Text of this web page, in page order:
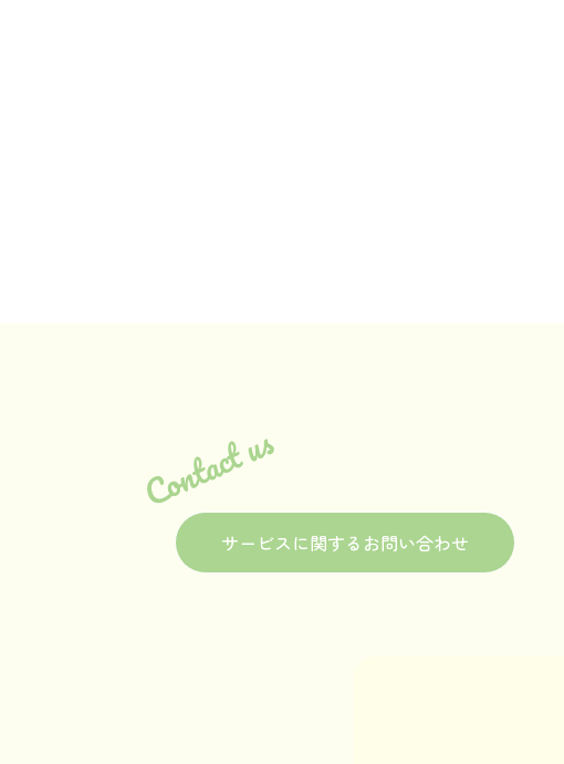
Contact us
サービスに関するお問い合わせ